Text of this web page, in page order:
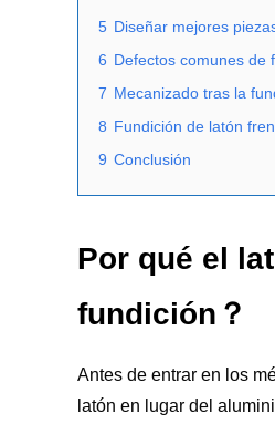
5 Diseñar mejores
6 Defectos comunes de
7 Mecanizado tras la
8 Fundición de latón
9 Conclusión
Por qué el
fundición？
Antes de entrar en los
latón en lugar del